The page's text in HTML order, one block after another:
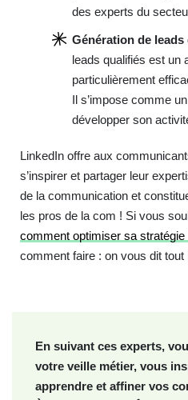
des experts du
Génération de
leads qualifiés est un
particulièrement
Il s’impose comme
développer son
LinkedIn offre aux
s’inspirer et partager leur
de la communication et
les pros de la com ! Si vous
comment optimiser sa stratégie
comment faire : on vous dit tout
En suivant ces experts,
votre veille métier, vous
apprendre et affiner vos